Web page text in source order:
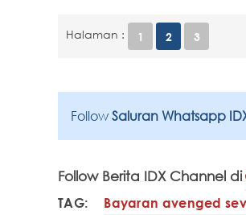
Halaman : 1 2 3
Follow Saluran Whatsapp
Follow Berita IDX Channel di
TAG: Bayaran avenged